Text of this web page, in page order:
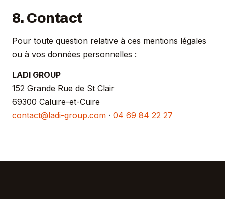
8. Contact
Pour toute question relative à ces mentions légales
ou à vos données personnelles :
LADI GROUP
152 Grande Rue de St Clair
69300 Caluire-et-Cuire
contact@ladi-group.com · 04 69 84 22 27